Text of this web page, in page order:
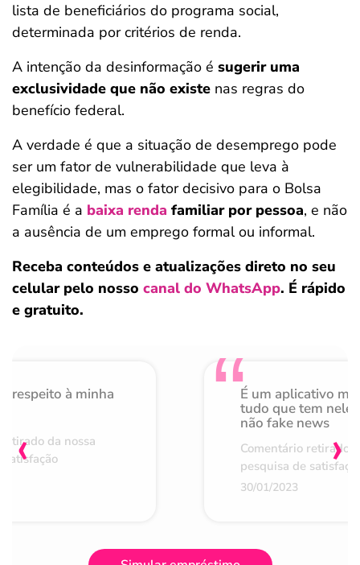
lista de beneficiários do programa social,
determinada por critérios de renda.
A intenção da desinformação é sugerir uma
exclusividade que não existe nas regras do
benefício federal.
A verdade é que a situação de desemprego pode
ser um fator de vulnerabilidade que leva à
elegibilidade, mas o fator decisivo para o Bolsa
Família é a baixa renda familiar por pessoa, e não
a ausência de um emprego formal ou informal.
Receba conteúdos e atualizações direto no seu
celular pelo nosso canal do WhatsApp. É rápido
e gratuito.
respeito à minha
da nossa
É um aplicativo
tudo que tem nele
não fake news
Comentário retirado
pesquisa de
30/01/2023
‹ ›